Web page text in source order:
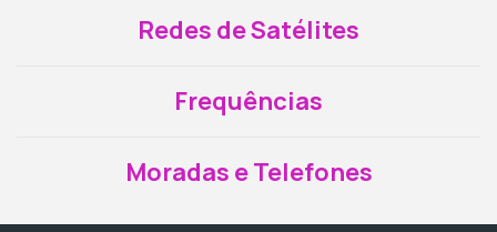
Redes de Satélites
Frequências
Moradas e Telefones